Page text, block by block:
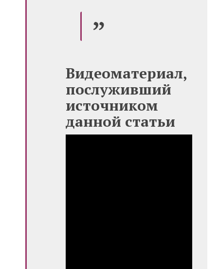
Видеоматериал,
послуживший
источником
данной статьи